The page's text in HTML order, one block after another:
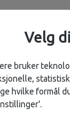
Velg
bruker
hvilke formål